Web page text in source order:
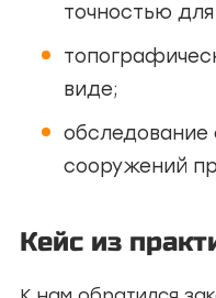
точностью
виде;
сооружений
Кейс из